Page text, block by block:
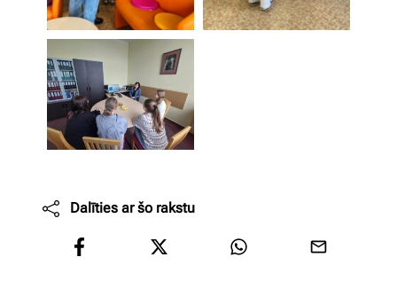
Dalīties ar šo rakstu